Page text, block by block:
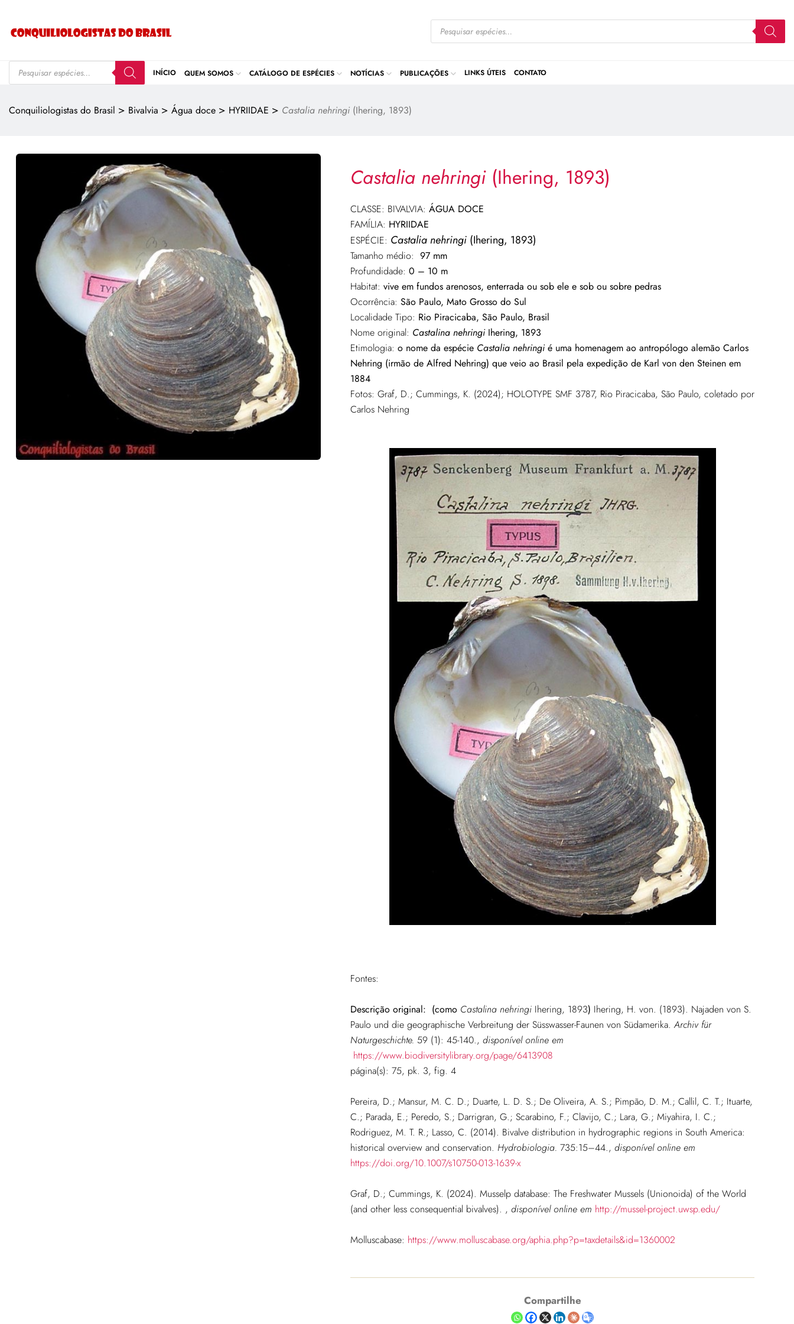
INÍCIO QUEM SOMOS CATÁLOGO DE ESPÉCIES NOTÍCIAS PUBLICAÇÕES LINKS ÚTEIS CONTATO
Conquiliologistas do Brasil > Bivalvia > Água doce > HYRIIDAE > Castalia nehringi (Ihering, 1893)
Castalia nehringi (Ihering, 1893)
CLASSE: BIVALVIA: ÁGUA DOCE
FAMÍLIA: HYRIIDAE
ESPÉCIE: Castalia nehringi(Ihering, 1893)
Tamanho médio: 97 mm
Profundidade: 0 – 10 m
Habitat: vive em fundos arenosos, enterrada ou sob ele e sob ou sobre pedras
Ocorrência: São Paulo, Mato Grosso do Sul
Localidade Tipo: Rio Piracicaba, São Paulo, Brasil
Nome original: Castalina nehringiIhering, 1893
Etimologia: o nome da espécie Castalia nehringié uma homenagem ao antropólogo alemão Carlos
Nehring (irmão de Alfred Nehring) que veio ao Brasil pela expedição de Karl von den Steinen em
1884
Fotos: Graf, D.; Cummings, K. (2024); HOLOTYPE SMF 3787, Rio Piracicaba, São Paulo, coletado por
Carlos Nehring
Fontes:
Descrição original: (como Castalina nehringiIhering, 1893) Ihering, H. von. (1893). Najaden von S.
Paulo und die geographische Verbreitung der Süsswasser-Faunen von Südamerika. Archiv für
Naturgeschichte. 59 (1): 45-140., disponível online em
https://www.biodiversitylibrary.org/page/6413908
página(s): 75, pk. 3, fig. 4
Pereira, D.; Mansur, M. C. D.; Duarte, L. D. S.; De Oliveira, A. S.; Pimpão, D. M.; Callil, C. T.; Ituarte,
C.; Parada, E.; Peredo, S.; Darrigran, G.; Scarabino, F.; Clavijo, C.; Lara, G.; Miyahira, I. C.;
Rodriguez, M. T. R.; Lasso, C. (2014). Bivalve distribution in hydrographic regions in South America:
historical overview and conservation. Hydrobiologia. 735:15–44., disponível online em
https://doi.org/10.1007/s10750-013-1639-x
Graf, D.; Cummings, K. (2024). Musselp database: The Freshwater Mussels (Unionoida) of the World
(and other less consequential bivalves). , disponível online em http://mussel-project.uwsp.edu/
Molluscabase: https://www.molluscabase.org/aphia.php?p=taxdetails&id=1360002
Compartilhe